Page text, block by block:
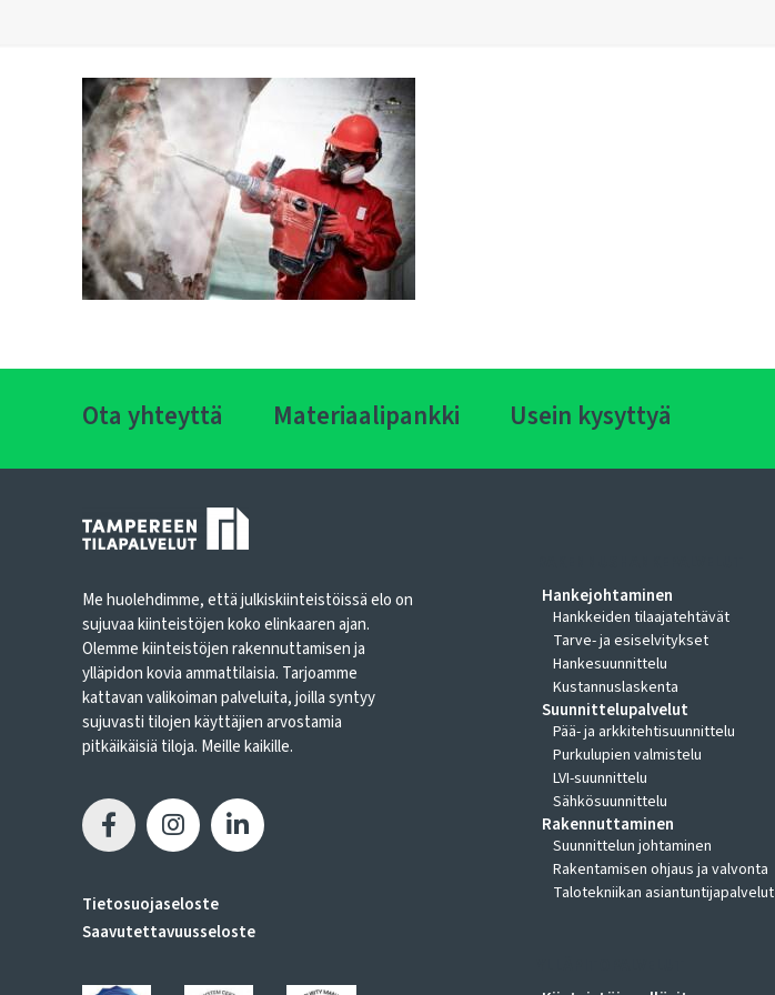
Ota yhteyttä Materiaalipankki Usein kysyttyä
Me huolehdimme, että julkiskiinteistöissä elo on
sujuvaa kiinteistöjen koko elinkaaren ajan.
Olemme kiinteistöjen rakennuttamisen ja
ylläpidon kovia ammattilaisia. Tarjoamme
kattavan valikoiman palveluita, joilla syntyy
sujuvasti tilojen käyttäjien arvostamia
pitkäikäisiä tiloja. Meille kaikille.
Tietosuojaseloste
Saavutettavuusseloste
Hankejohtaminen
Hankkeiden tilaajatehtävät
Tarve- ja esiselvitykset
Hankesuunnittelu
Kustannuslaskenta
Suunnittelupalvelut
Pää- ja arkkitehtisuunnittelu
Purkulupien valmistelu
LVI-suunnittelu
Sähkösuunnittelu
Rakennuttaminen
Suunnittelun johtaminen
Rakentamisen ohjaus ja valvonta
Talotekniikan asiantuntijapalvelut